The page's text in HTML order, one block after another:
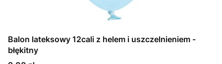
Balon lateksowy 12cali z helem i uszczelnieniem -
błękitny